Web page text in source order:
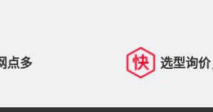
点多 选型询